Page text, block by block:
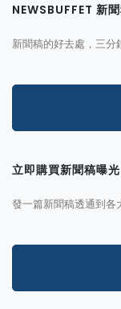
NEWSBUFFET 新
新聞稿的好去處，三分
立即購買新聞稿曝光
發一篇新聞稿透通到各